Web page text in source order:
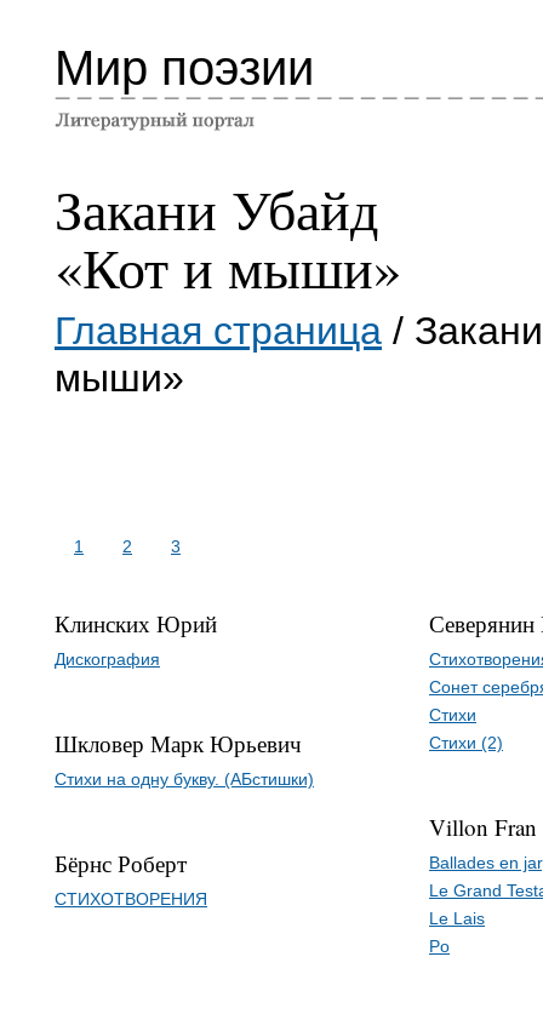
Мир поэзии
Закани Убайд
«Кот и мыши»
Главная страница /
мыши»
1 2 3
Клинских Юрий
Дискография
Шкловер Марк Юрьевич
Стихи на одну букву. (АБстишки)
Бёрнс Роберт
СТИХОТВОРЕНИЯ
Сонет
Стихи
Стихи (2)
Villon Fran
Ballades en
Le Grand
Le Lais
Po